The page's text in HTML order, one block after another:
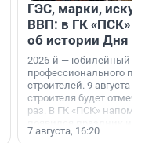
ГЭС, марки,
ВВП: в ГК «ПСК»
об истории Дня
2026-й — юбилейный
профессионального
строителей. 9 августа
строителя будет
раз. В ГК «ПСК»
поменялась роль
7 августа, 16:20